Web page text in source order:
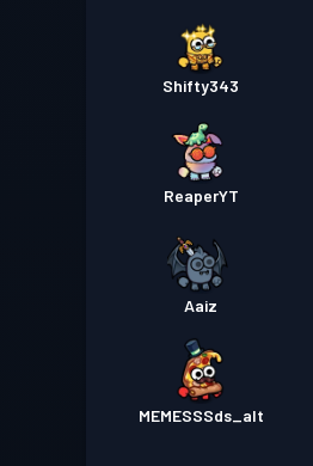
Shifty343
ReaperYT
Aaiz
MEMESSSds_alt